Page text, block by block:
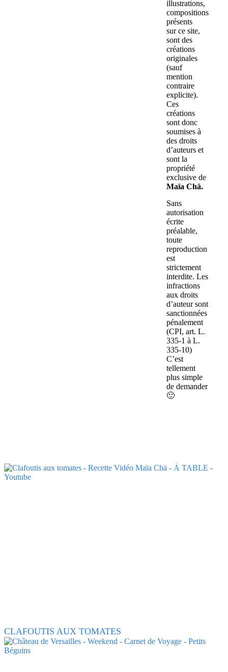
illustrations,
compositions
présents
sur ce site,
sont des
créations
originales
(sauf
mention
contraire
explicite).
Ces
créations
sont donc
soumises à
des droits
d’auteurs et
sont la
propriété
exclusive de
Maïa Chä.
Sans
autorisation
écrite
préalable,
toute
reproduction
est
strictement
interdite. Les
infractions
aux droits
d’auteur sont
sanctionnées
pénalement
(CPI, art. L.
335-1 à L.
335-10)
C’est
tellement
plus simple
de demander
🙂
CLAFOUTIS AUX TOMATES